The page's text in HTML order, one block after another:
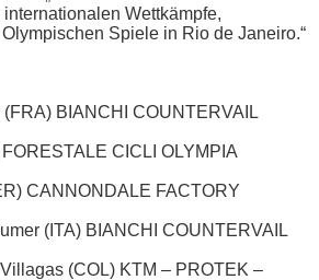
Wettkämpfe,
Spiele in Rio de Janeiro.“
(FRA) BIANCHI COUNTERVAIL
CICLI OLYMPIA
CANNONDALE FACTORY
(ITA) BIANCHI COUNTERVAIL
(COL) KTM – PROTEK –